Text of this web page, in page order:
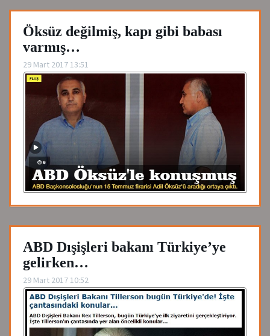
Öksüz değilmiş, kapı gibi babası
varmış…
29 Mart 2017 13:51
ABD Dışişleri bakanı Türkiye’ye
gelirken…
29 Mart 2017 10:52